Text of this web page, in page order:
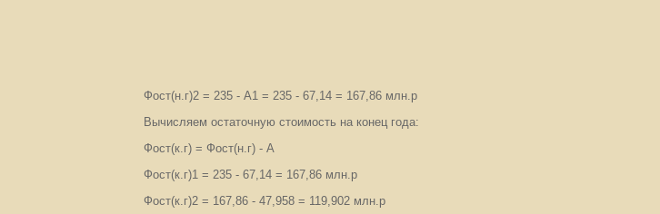
Фост(н.г)2 = 235 - А1 = 235 - 67,14 = 167,86 млн.р
Вычисляем остаточную стоимость на конец года:
Фост(к.г) = Фост(н.г) - А
Фост(к.г)1 = 235 - 67,14 = 167,86 млн.р
Фост(к.г)2 = 167,86 - 47,958 = 119,902 млн.р